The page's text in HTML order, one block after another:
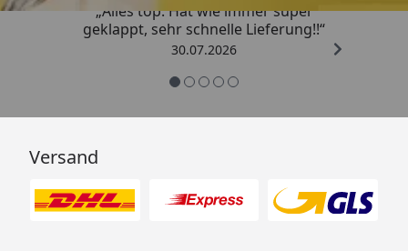
„Alles top. Hat wie immer super
geklappt, sehr schnelle Lieferung!!“
30.07.2026
Versand